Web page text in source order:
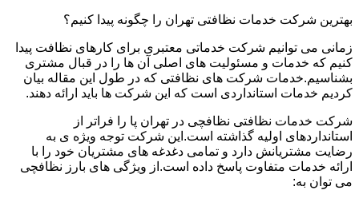
بهترین شرکت خدمات نظافتی تهران را چگونه پیدا کنیم؟
زمانی می توانیم شرکت خدماتی معتبری برای کارهای نظافت پیدا
کنیم که خدمات و مسئولیت های اصلی آن ها را در قبال مشتری
بشناسیم.خدمات شرکت های نظافتی که در طول این مقاله بیان
کردیم خدمات استانداردی است که این شرکت ها باید ارائه دهند.
شرکت خدمات نظافتی نظافچی در تهران پا را فراتر از
استانداردهای اولیه گذاشته است.این شرکت توجه ویژه ی به
رضایت مشتریانش دارد و تمامی دغدغه های مشتریان خود را با
ارائه خدمات متفاوت پاسخ داده است.از ویژگی های بارز نظافچی
می توان به: